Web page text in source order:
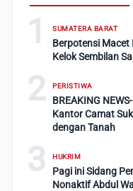
1 SUMATERA BARAT
Berpotensi Macet
Kelok Sembilan
2 PERISTIWA
BREAKING
Kantor Camat
dengan Tanah
3 HUKRIM
Pagi ini Sidang
Nonaktif Abdul